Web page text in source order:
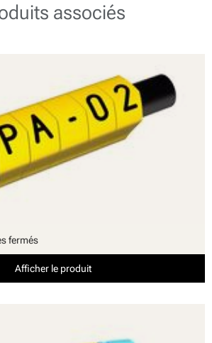
associés
fermés
Afficher le produit